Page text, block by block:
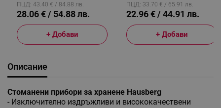
ПЦД: 43.40 € / 84.88 лв.
28.06 € / 54.88 лв.
+ Добави
ПЦД: 33.70 € / 65.91 лв.
22.96 € / 44.91 лв.
+ Добави
Описание
Стоманени прибори за хранене Hausberg
- Изключително издръжливи и висококачествени